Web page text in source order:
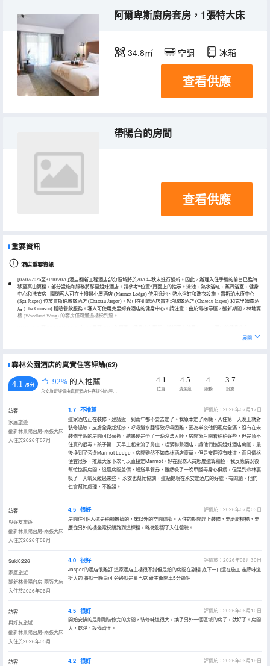
阿爾卑斯廚房套房，1張特大床
34.8㎡ 空調 冰箱
查看供應
帶陽台的房間
查看供應
重要資訊
酒店重要資訊
[02/07/2026至31/10/2026]酒店翻新工程酒店部分區域將於2026年秋末進行翻新。因此，辦理入住手續的前台已臨時
移至高山翼樓，部分設施和服務將移至姐妹酒店。請參考“位置”頁面上的指示。泳池、熱水浴缸、蒸汽浴室、健身
中心和洗衣房 | 關閉客人可在土撥鼠小屋酒店 (Marmot Lodge) 使用泳池、熱水浴缸和洗衣設施。賈斯珀水療中心
(Spa Jasper) 位於賈斯珀城堡酒店 (Chateau Jasper)。您可在姐妹酒店賈斯珀城堡酒店 (Chateau Jasper) 和克里姆森酒
店 (The Crimson) 體驗餐飲服務。客人可使用克里姆森酒店的健身中心。請注意：由於電梯停運，翻新期間，林地翼
樓 (Woodland Wing) 的客房僅可通過樓梯到達。
展開
森林公園酒店的真實住客評論(62)
4.1 /5分 92% 的人推薦
永安旅遊評價由真實酒店住客提供的評價。
4.1
位置
4.5
清潔度
4
服務
3.7
設施
訪客
家庭旅遊
翻新林景陽台房-兩張大床
入住於2026年07月
1.7 不推薦
評價於：2026年07月17日
這家酒店正在裝修，建議近一到兩年都不要去定了。我原本定了兩晚，入住第一天晚上就對
裝修過敏，皮膚全身起紅疹，呼吸道水腫導致呼吸困難，因為半夜他們客房全滿，沒有在未
裝修半區的房間可以替換，結果硬是坐了一晚沒法入睡，房間窗戶開着稍稍好些，但是頂不
住真的很毒。孩子第二天早上起來流了鼻血，趕緊聯繫酒店，讓他們協調姐妹酒店房間，最
後換到了旁邊Marmot Lodge。房間雖然不如森林酒店豪華，但是安靜沒有味道，而且價格
便宜很多，推薦大家下次可以直接定Marmot。好在服務人員態度還算積極，我反應情況後
幫忙協調房間，退還房間差價，贈送早餐券，雖然吸了一晚甲醛毒身心俱疲，但是到森林裏
吸了一天氧又緩過來些。 永安也幫忙協調，這點提現在永安定酒店的好處，有問題，他們
也會幫忙處理，不推諉。
訪客
與好友旅遊
翻新林景陽台房-兩張大床
入住於2026年06月
4.5 很好
評價於：2026年07月03日
房間住4個人還是稍顯擁擠的，床以外的空間偏窄。入住的期間趕上裝修，要麼爬樓梯，要
麼從另外的樓坐電梯繞路到這棟樓，略微影響了入住體驗。
Suki0226
家庭旅遊
翻新林景陽台房-兩張大床
入住於2026年06月
4.0 很好
評價於：2026年06月30日
Jasper的酒店很難訂 這家酒店主樓很不錯但是給的房間在副樓 底下一口還在施工 走廊味道
挺大的 將就一晚尚可 旁邊就是星巴克 離主街開車5分鐘吧
訪客
與好友旅遊
翻新林景陽台房-兩張大床
入住於2026年05月
4.5 很好
評價於：2026年06月10日
開始安排的是剛剛裝修完的房間，裝修味道很大，換了另外一個區域的房子，就好了。房間
大，乾淨，設備齊全。
訪客
4.2 很好
評價於：2026年03月19日